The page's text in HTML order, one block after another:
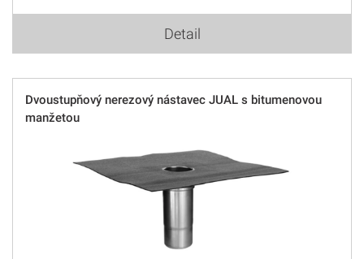
Detail
Dvoustupňový nerezový nástavec JUAL s bitumenovou
manžetou